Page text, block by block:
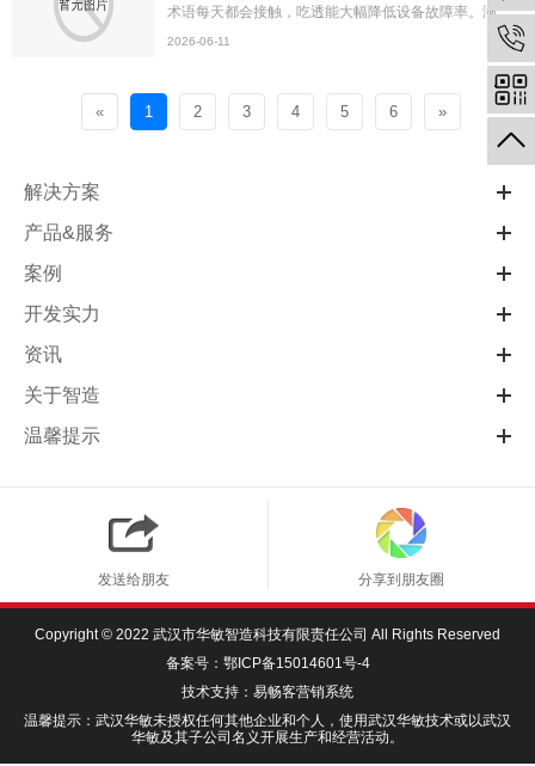
术语每天都会接触，吃透能大幅降低设备故障率。满量
程：仪表测量范围的上限数值，也是量程区间顶端数
2026-06-11
« 1 2 3 4 5 6 »
解决方案
产品&服务
案例
开发实力
资讯
关于智造
温馨提示
发送给朋友 分享到朋友圈
Copyright © 2022 武汉市华敏智造科技有限责任公司 All Rights Reserved
备案号： 鄂ICP备15014601号-4
技术支持： 易畅客营销系统
温馨提示：武汉华敏未授权任何其他企业和个人，使用武汉华敏技术或以武汉
华敏及其子公司名义开展生产和经营活动。